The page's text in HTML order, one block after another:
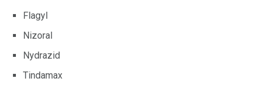
Flagyl
Nizoral
Nydrazid
Tindamax